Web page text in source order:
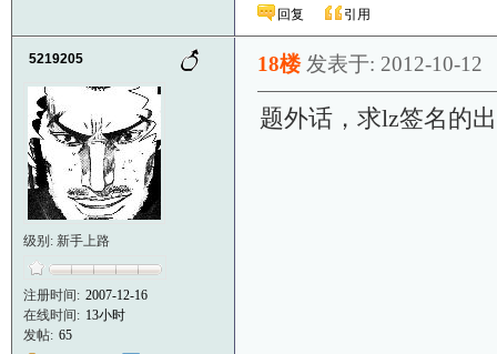
回复 引用
5219205
级别: 新手上路
注册时间: 2007-12-16
在线时间: 13小时
发帖: 65
18楼 发表于: 2012-10-12
题外话，求lz签名的